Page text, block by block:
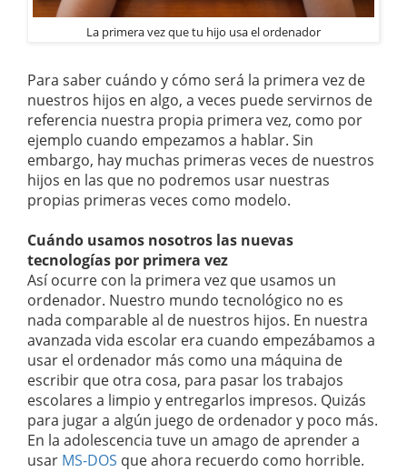
La primera vez que tu hijo usa el ordenador
Para saber cuándo y cómo será la primera vez de
nuestros hijos en algo, a veces puede servirnos de
referencia nuestra propia primera vez, como por
ejemplo cuando empezamos a hablar. Sin
embargo, hay muchas primeras veces de nuestros
hijos en las que no podremos usar nuestras
propias primeras veces como modelo.
Cuándo usamos nosotros las nuevas
tecnologías por primera vez
Así ocurre con la primera vez que usamos un
ordenador. Nuestro mundo tecnológico no es
nada comparable al de nuestros hijos. En nuestra
avanzada vida escolar era cuando empezábamos a
usar el ordenador más como una máquina de
escribir que otra cosa, para pasar los trabajos
escolares a limpio y entregarlos impresos. Quizás
para jugar a algún juego de ordenador y poco más.
En la adolescencia tuve un amago de aprender a
usar MS-DOS que ahora recuerdo como horrible.